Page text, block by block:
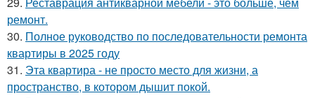
ремонт.
30. Полное руководство по последовательности ремонта
квартиры в 2025 году
31. Эта квартира - не просто место для жизни, а
пространство, в котором дышит покой.